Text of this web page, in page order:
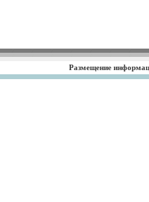
Размещение